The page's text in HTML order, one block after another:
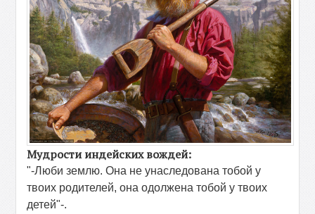
Мудрости индейских вождей:
"-Люби землю. Она не унаследована тобой у
твоих родителей, она одолжена тобой у твоих
детей"-.